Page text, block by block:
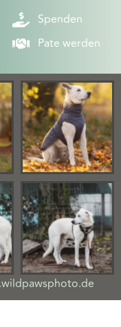
Spenden
Pate werden